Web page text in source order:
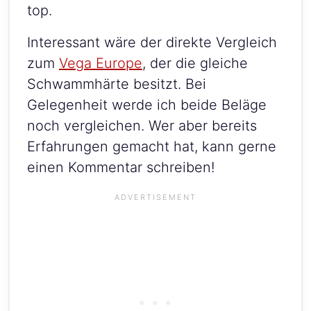
top.
Interessant wäre der direkte Vergleich
zum Vega Europe, der die gleiche
Schwammhärte besitzt. Bei
Gelegenheit werde ich beide Beläge
noch vergleichen. Wer aber bereits
Erfahrungen gemacht hat, kann gerne
einen Kommentar schreiben!